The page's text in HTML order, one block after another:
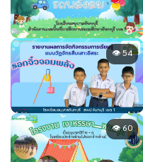
👁 54
👁 60